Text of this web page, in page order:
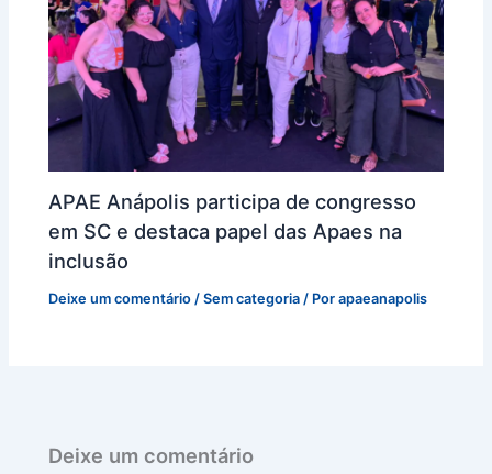
APAE Anápolis participa de congresso
em SC e destaca papel das Apaes na
inclusão
Deixe um comentário /Sem categoria / Porapaeanapolis
Deixe um comentário